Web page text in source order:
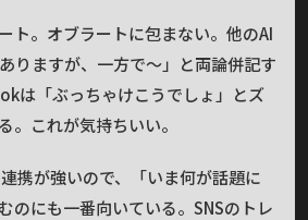
ト。オブラートに包まない。他のAI
りますが、一方で〜」と両論併記す
は「ぶっちゃけこうでしょ」とズ
。これが気持ちいい。
携が強いので、「いま何が話題に
のにも一番向いている。SNSのトレ